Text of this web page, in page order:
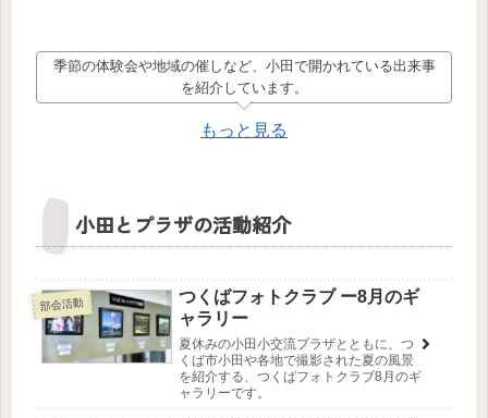
季節の体験会や地域の催しなど、小田で開かれている出来事
を紹介しています。
もっと見る
小田とプラザの活動紹介
部会活動
つくばフォトクラブ ー8月のギ
ャラリー
夏休みの小田小交流プラザとともに、つ
くば市小田や各地で撮影された夏の風景
を紹介する、つくばフォトクラブ8月のギ
ャラリーです。